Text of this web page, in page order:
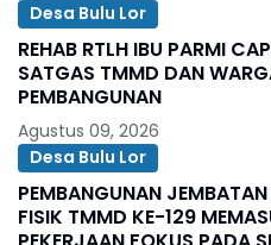
Desa Bulu Lor
REHAB RTLH IBU PARMI
SATGAS TMMD DAN
PEMBANGUNAN
Agustus 09, 2026
Desa Bulu Lor
PEMBANGUNAN
FISIK TMMD KE-129